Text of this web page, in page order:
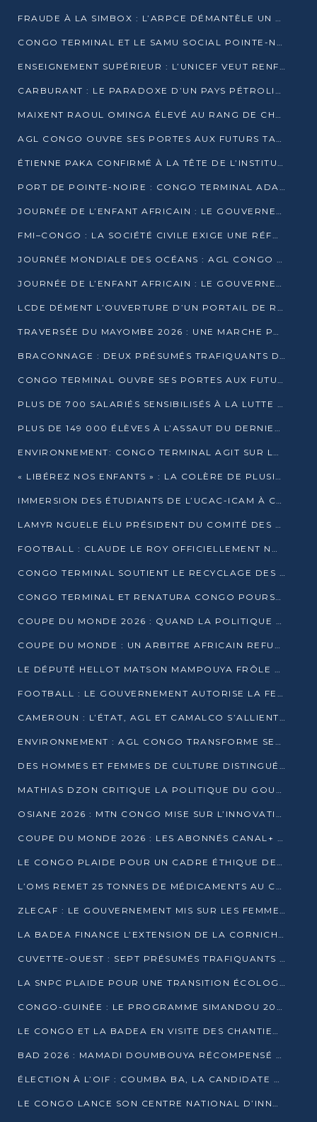
FRAUDE À LA SIMBOX : L’ARPCE DÉMANTÈLE UN RÉSEAU UTILISANT DES CARTES SIM OUGANDAISES
CONGO TERMINAL ET LE SAMU SOCIAL POINTE-NOIRE RENOUVELLENT LEUR PARTENARIAT EN FAVEUR DES JEUNES VULNÉRABLES
ENSEIGNEMENT SUPÉRIEUR : L’UNICEF VEUT RENFORCER LA RECHERCHE SUR LES QUESTIONS DE L’ENFANCE
CARBURANT : LE PARADOXE D’UN PAYS PÉTROLIER CONFRONTÉ À DES PÉNURIES RÉCURRENTES
MAIXENT RAOUL OMINGA ÉLEVÉ AU RANG DE CHEVALIER DE L’ORDRE DE L’AMITIÉ ENTRE LA RUSSIE ET LE CONGO
AGL CONGO OUVRE SES PORTES AUX FUTURS TALENTS DE LA LOGISTIQUE
ÉTIENNE PAKA CONFIRMÉ À LA TÊTE DE L’INSTITUT GÉOGRAPHIQUE NATIONAL
PORT DE POINTE-NOIRE : CONGO TERMINAL ADAPTE SON DRAGAGE AUX SABLES BITUMINEUX
JOURNÉE DE L’ENFANT AFRICAIN : LE GOUVERNEMENT RÉAFFIRME SON ENGAGEMENT POUR L’ACCÈS À L’EAU ET À L’ASSAINISSEMENT
FMI–CONGO : LA SOCIÉTÉ CIVILE EXIGE UNE RÉFORME DE LA FISCALITÉ PÉTROLIÈRE
JOURNÉE MONDIALE DES OCÉANS : AGL CONGO MOBILISE SES COLLABORATEURS POUR LA PRÉSERVATION DE LA BIODIVERSITÉ MARINE
JOURNÉE DE L’ENFANT AFRICAIN : LE GOUVERNEMENT MOBILISÉ POUR L’HYGIÈNE DANS LES ORPHELINATS
LCDE DÉMENT L’OUVERTURE D’UN PORTAIL DE RECRUTEMENT ET APPELLE À LA VIGILANCE
TRAVERSÉE DU MAYOMBE 2026 : UNE MARCHE POUR SENSIBILISER ET DÉPISTER AU DIABÈTE
BRACONNAGE : DEUX PRÉSUMÉS TRAFIQUANTS D’HIPPOPOTAME ÉCROUÉS À BRAZZAVILLE
CONGO TERMINAL OUVRE SES PORTES AUX FUTURS INGÉNIEURS DE L’UCAC-ICAM
PLUS DE 700 SALARIÉS SENSIBILISÉS À LA LUTTE CONTRE LA TUBERCULOSE À CONGO TERMINAL
PLUS DE 149 000 ÉLÈVES À L’ASSAUT DU DERNIER CEPE
ENVIRONNEMENT: CONGO TERMINAL AGIT SUR LE TERRAIN ET FORME LES PLUS JEUNES
« LIBÉREZ NOS ENFANTS » : LA COLÈRE DE PLUSIEURS MÈRES À BRAZZAVILLE CONTRE LA DGSP
IMMERSION DES ÉTUDIANTS DE L’UCAC-ICAM À CONGO TERMINAL
LAMYR NGUELE ÉLU PRÉSIDENT DU COMITÉ DES MEMBRES D’HONNEUR DU PCT
FOOTBALL : CLAUDE LE ROY OFFICIELLEMENT NOMMÉ SÉLECTIONNEUR DU CONGO
CONGO TERMINAL SOUTIENT LE RECYCLAGE DES DÉCHETS PLASTIQUES À POINTE-NOIRE
CONGO TERMINAL ET RENATURA CONGO POURSUIVENT LEUR COMBAT POUR LA BIODIVERSITÉ
COUPE DU MONDE 2026 : QUAND LA POLITIQUE MENACE L’UNIVERSALITÉ DU FOOTBALL
COUPE DU MONDE : UN ARBITRE AFRICAIN REFUSÉ À L’ENTRÉE DES ÉTATS-UNIS
LE DÉPUTÉ HELLOT MATSON MAMPOUYA FRÔLE LA MORT LORS D’UNE EMBUSCADE DZNS LE POOL
FOOTBALL : LE GOUVERNEMENT AUTORISE LA FECOFOOT À OCCUPER LES COMPLEXES SPORTIFS
CAMEROUN : L’ÉTAT, AGL ET CAMALCO S’ALLIENT POUR UN MÉGA-PROJET FERROVIAIRE
ENVIRONNEMENT : AGL CONGO TRANSFORME SES DÉCHETS EN OUTILS DE FORMATION
DES HOMMES ET FEMMES DE CULTURE DISTINGUÉS POUR LEUR ENGAGEMENT PAR BANTOU CULTURE
MATHIAS DZON CRITIQUE LA POLITIQUE DU GOUVERNEMENT ET ALERTE SUR LA DETTE DU CONGO
OSIANE 2026 : MTN CONGO MISE SUR L’INNOVATION POUR RELEVER LES DÉFIS AFRICAINS
COUPE DU MONDE 2026 : LES ABONNÉS CANAL+ AU CONGO DÉÇUS À QUELQUES JOURS DU COUP D’ENVOI
LE CONGO PLAIDE POUR UN CADRE ÉTHIQUE DE L’INTELLIGENCE ARTIFICIELLE À DAKAR
L’OMS REMET 25 TONNES DE MÉDICAMENTS AU CONGO POUR RENFORCER LA RIPOSTE AUX ÉPIDÉMIES
ZLECAF : LE GOUVERNEMENT MIS SUR LES FEMMES ENTREPRENEURES
LA BADEA FINANCE L’EXTENSION DE LA CORNICHE SUD DE BRAZZAVILLE
CUVETTE-OUEST : SEPT PRÉSUMÉS TRAFIQUANTS DE FAUNE INTERPELLÉS À EWO ET KELLÉ
LA SNPC PLAIDE POUR UNE TRANSITION ÉCOLOGIQUE PROGRESSIVE
CONGO-GUINÉE : LE PROGRAMME SIMANDOU 2040 AU CŒUR DES ÉCHANGES À LA BAD
LE CONGO ET LA BADEA EN VISITE DES CHANTIERS
BAD 2026 : MAMADI DOUMBOUYA RÉCOMPENSÉ PAR LE TROPHÉE BABACAR NDIAYE À BRAZZAVILLE
ÉLECTION À L’OIF : COUMBA BA, LA CANDIDATE DISCRÈTE QUI BOUSCULE LE JEU DIPLOMATIQUE
LE CONGO LANCE SON CENTRE NATIONAL D’INNOVATION